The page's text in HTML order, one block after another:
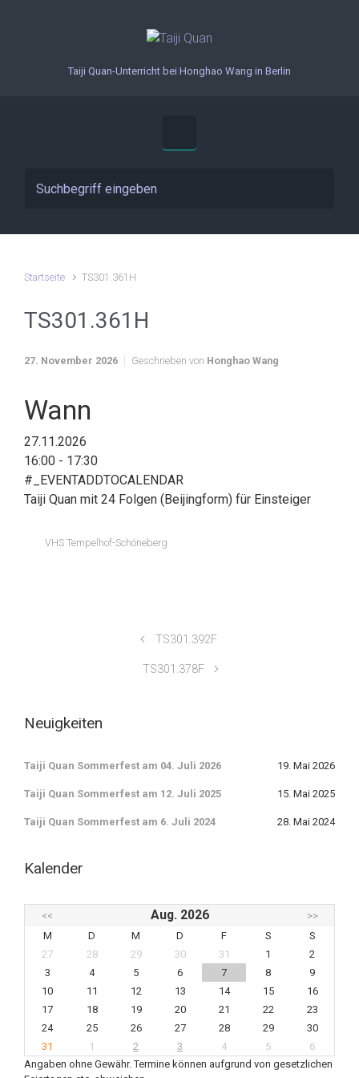
Taiji Quan-Unterricht bei Honghao Wang in Berlin
Startseite TS301.361H
TS301.361H
27. November 2026 Geschrieben von Honghao Wang
Wann
27.11.2026
16:00 - 17:30
#_EVENTADDTOCALENDAR
Taiji Quan mit 24 Folgen (Beijingform) für Einsteiger
VHS Tempelhof-Schöneberg
TS301.392F
TS301.378F
Neuigkeiten
Taiji Quan Sommerfest am 04. Juli 2026 19. Mai 2026
Taiji Quan Sommerfest am 12. Juli 2025 15. Mai 2025
Taiji Quan Sommerfest am 6. Juli 2024 28. Mai 2024
Kalender
<< Aug. 2026
>>
M
D M D F S
S
27
28 29 30 31 1
2
3
4 5 6 7 8
9
10
11 12 13 14 15
16
17
18 19 20 21 22
23
24
25 26 27 28 29
30
31
1 2 3 4 5
6
Angaben ohne Gewähr. Termine können aufgrund von gesetzlichen